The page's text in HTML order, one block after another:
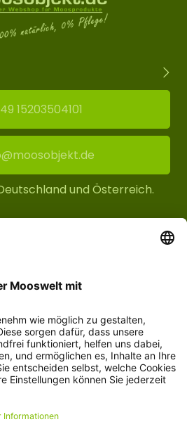
15203504101
und Österreich.
2026 moosobjekt.de